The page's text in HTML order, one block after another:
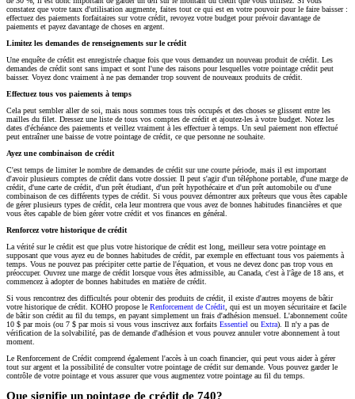
constatez que votre taux d'utilisation augmente, faites tout ce qui est en votre pouvoir pour le faire baisser :
effectuez des paiements forfaitaires sur votre crédit, revoyez votre budget pour prévoir davantage de
paiements et payez davantage de choses en argent.
Limitez les demandes de renseignements sur le crédit
Une enquête de crédit est enregistrée chaque fois que vous demandez un nouveau produit de crédit. Les
demandes de crédit sont sans impact et sont l'une des raisons pour lesquelles votre pointage crédit peut
baisser. Voyez donc vraiment à ne pas demander trop souvent de nouveaux produits de crédit.
Effectuez tous vos paiements à temps
Cela peut sembler aller de soi, mais nous sommes tous très occupés et des choses se glissent entre les
mailles du filet. Dressez une liste de tous vos comptes de crédit et ajoutez-les à votre budget. Notez les
dates d'échéance des paiements et veillez vraiment à les effectuer à temps. Un seul paiement non effectué
peut entraîner une baisse de votre pointage de crédit, ce que personne ne souhaite.
Ayez une combinaison de crédit
C'est temps de limiter le nombre de demandes de crédit sur une courte période, mais il est important
d'avoir plusieurs comptes de crédit dans votre dossier. Il peut s'agir d'un téléphone portable, d'une marge de
crédit, d'une carte de crédit, d'un prêt étudiant, d'un prêt hypothécaire et d'un prêt automobile ou d'une
combinaison de ces différents types de crédit. Si vous pouvez démontrer aux prêteurs que vous êtes capable
de gérer plusieurs types de crédit, cela leur montrera que vous avez de bonnes habitudes financières et que
vous êtes capable de bien gérer votre crédit et vos finances en général.
Renforcez votre historique de crédit
La vérité sur le crédit est que plus votre historique de crédit est long, meilleur sera votre pointage en
supposant que vous ayez eu de bonnes habitudes de crédit, par exemple en effectuant tous vos paiements à
temps. Vous ne pouvez pas précipiter cette partie de l'équation, et vous ne devez donc pas trop vous en
préoccuper. Ouvrez une marge de crédit lorsque vous êtes admissible, au Canada, c'est à l'âge de 18 ans, et
commencez à adopter de bonnes habitudes en matière de crédit.
Si vous rencontrez des difficultés pour obtenir des produits de crédit, il existe d'autres moyens de bâtir
votre historique de crédit. KOHO propose le Renforcement de Crédit , qui est un moyen sécuritaire et facile
de bâtir son crédit au fil du temps, en payant simplement un frais d'adhésion mensuel. L'abonnement coûte
10 $ par mois (ou 7 $ par mois si vous vous inscrivez aux forfaits Essentiel ou Extra). Il n'y a pas de
vérification de la solvabilité, pas de demande d'adhésion et vous pouvez annuler votre abonnement à tout
moment.
Le Renforcement de Crédit comprend également l'accès à un coach financier, qui peut vous aider à gérer
tout sur argent et la possibilité de consulter votre pointage de crédit sur demande. Vous pouvez garder le
contrôle de votre pointage et vous assurer que vous augmentez votre pointage au fil du temps.
Que signifie un pointage de crédit de 740?